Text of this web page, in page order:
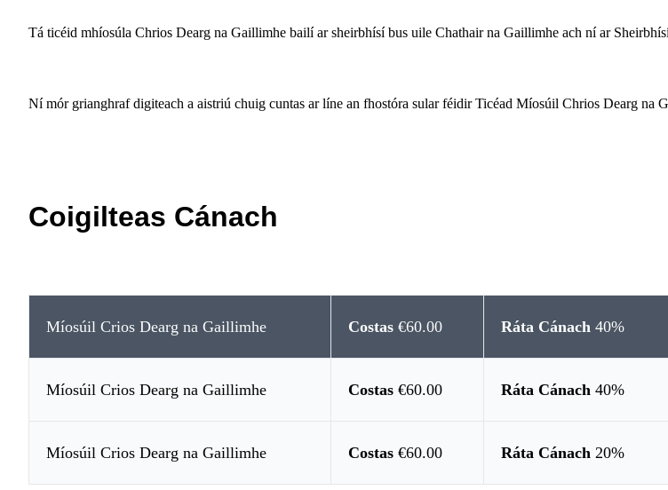
Tá ticéid mhíosúla Chrios Dearg na Gaillimhe bailí ar sheirbhísí bus uile Chathair na Gaillimhe ach ní ar
Ní mór grianghraf digiteach a aistriú chuig cuntas ar líne an fhostóra sular féidir Ticéad Míosúil Chrios Dearg na
Coigilteas Cánach
Míosúil Crios Dearg na Gaillimhe Costas€60.00 Ráta Cánach40%
Míosúil Crios Dearg na Gaillimhe Costas€60.00 Ráta Cánach40%
Míosúil Crios Dearg na Gaillimhe Costas€60.00 Ráta Cánach 20%